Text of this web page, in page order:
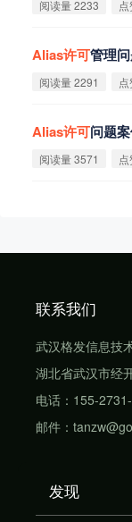
阅读量 2233
Alias许可管理
阅读量 2291
Alias许可问题
阅读量 3571
联系我们
武汉格发信息技
湖北省武汉市经
电话：155-
邮件：
发现